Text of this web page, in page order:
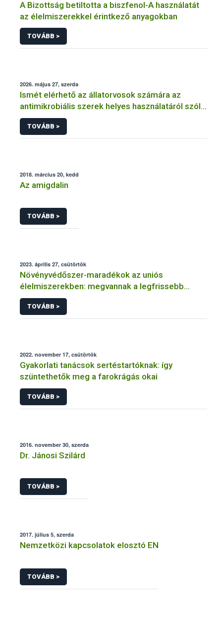
A Bizottság betiltotta a biszfenol-A használatát
az élelmiszerekkel érintkező anyagokban
TOVÁBB >
2026. május 27, szerda
Ismét elérhető az állatorvosok számára az
antimikrobiális szerek helyes használatáról szóló
képzés
TOVÁBB >
2018. március 20, kedd
Az amigdalin
TOVÁBB >
2023. április 27, csütörtök
Növényvédőszer-maradékok az uniós
élelmiszerekben: megvannak a legfrissebb
adatok
TOVÁBB >
2022. november 17, csütörtök
Gyakorlati tanácsok sertéstartóknak: így
szüntethetők meg a farokrágás okai
TOVÁBB >
2016. november 30, szerda
Dr. Jánosi Szilárd
TOVÁBB >
2017. július 5, szerda
Nemzetközi kapcsolatok elosztó EN
TOVÁBB >